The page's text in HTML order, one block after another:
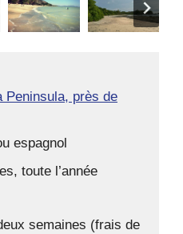
Peninsula, près de
espagnol
toute l’année
semaines (frais de